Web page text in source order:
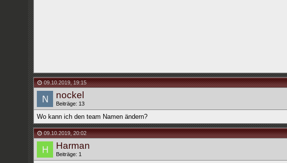
09.10.2019,19:15
nockel
Beiträge: 13
Wo kann ich den team Namen ändern?
09.10.2019,20:02
Harman
Beiträge: 1